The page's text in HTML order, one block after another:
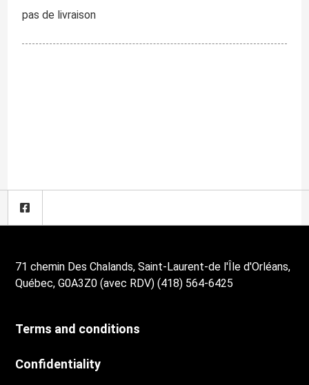
pas de livraison
71 chemin Des Chalands, Saint-Laurent-de l'Île d'Orléans,
Québec, G0A3Z0 (avec RDV) (418) 564-6425
Terms and conditions
Confidentiality